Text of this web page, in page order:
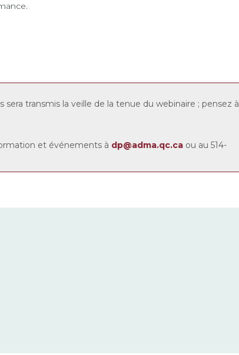
transmis la veille de la tenue du webinaire ; pensez à
et événements à dp@adma.qc.ca ou au 514-